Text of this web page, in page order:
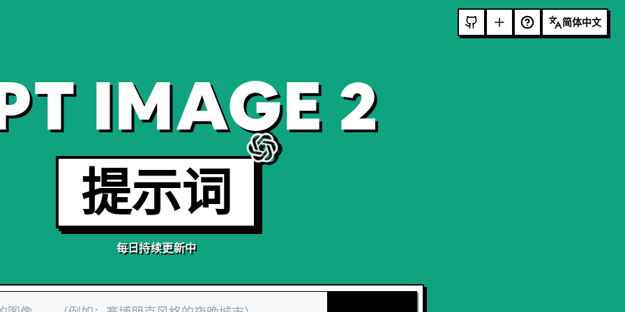
简体中文
IMAGE 2
提示词
每日持续更新中